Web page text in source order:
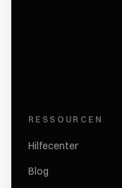
RESSOURCEN
Hilfecenter
Blog